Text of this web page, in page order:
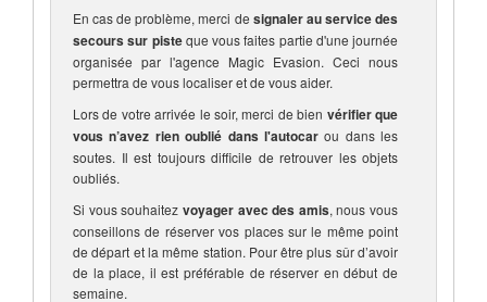
En cas de problème, merci de signaler au service des
secours sur pisteque vous faites partie d'une journée
organisée par l'agence Magic Evasion. Ceci nous
permettra de vous localiser et de vous aider.
Lors de votre arrivée le soir, merci de bien vérifier que
vous n’avez rien oublié dans l'autocarou dans les
soutes. Il est toujours difficile de retrouver les objets
oubliés.
Si vous souhaitez voyager avec des amis, nous vous
conseillons de réserver vos places sur le même point
de départ et la même station. Pour être plus sûr d’avoir
de la place, il est préférable de réserver en début de
semaine.